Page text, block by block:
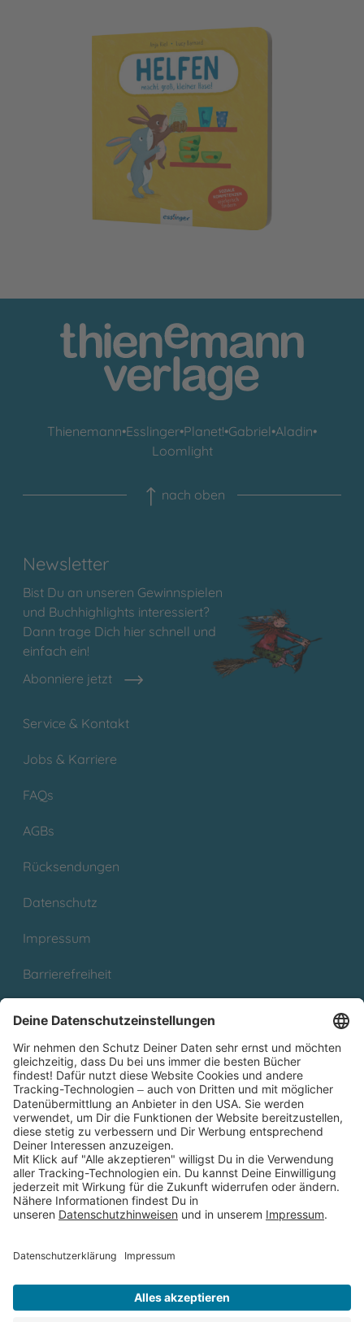
Helfen macht groß, kleiner Hase!
Thienemann•Esslinger•Planet!•Gabriel•Aladin•
Loomlight
nach oben
Newsletter
Bist Du an unseren Gewinnspielen
und Buchhighlights interessiert?
Dann trage Dich hier schnell und
einfach ein!
Abonniere jetzt
Service & Kontakt
Jobs & Karriere
FAQs
AGBs
Rücksendungen
Datenschutz
Impressum
Barrierefreiheit
Partnerprogramm (Affiliate)
Folge uns auf
* Versandkostenfrei ab 9,00 € Bestellwert innerhalb
Deutschlands
** Lieferzeit 1-3 Werktage innerhalb Deutschlands
Thienemann-Esslinger Verlag GmbH, Blumenstraße 36, D-70182